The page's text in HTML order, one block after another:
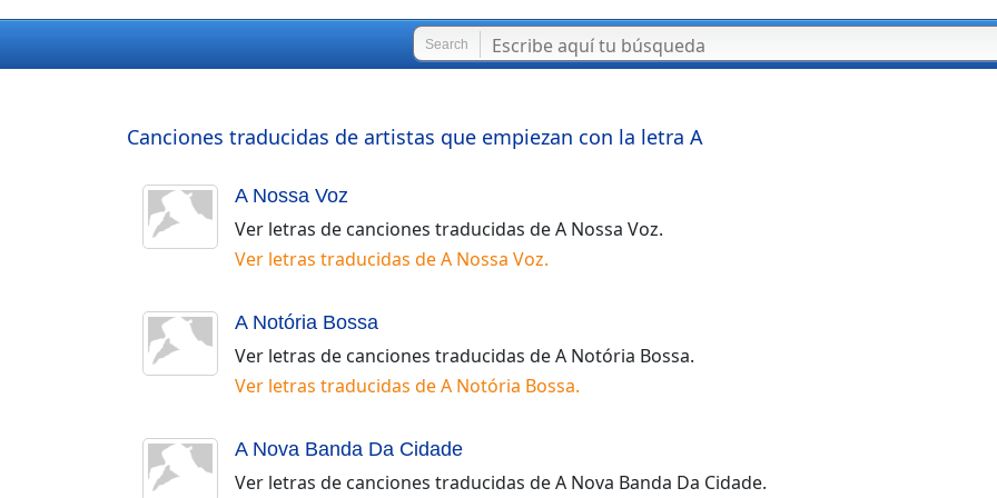
Search
Canciones traducidas de artistas que empiezan con la letra A
A Nossa Voz
Ver letras de canciones traducidas deA Nossa Voz.
Ver letras traducidas deA Nossa Voz.
A Notória Bossa
Ver letras de canciones traducidas deA Notória Bossa.
Ver letras traducidas deA Notória Bossa.
A Nova Banda Da Cidade
Ver letras de canciones traducidas deA Nova Banda Da Cidade.